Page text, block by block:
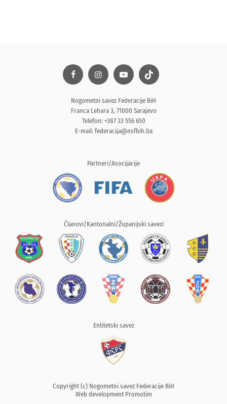
Nogometni savez Federacije BiH
Franca Lehara 3, 71000 Sarajevo
Telefon: +387 33 556 650
E-mail: federacija@nsfbih.ba
Partneri/Asocijacije
Članovi/Kantonalni/Županijski savezi
Entitetski savez
Copyright (c) Nogometni savez Federacije BiH
Web development Promotim